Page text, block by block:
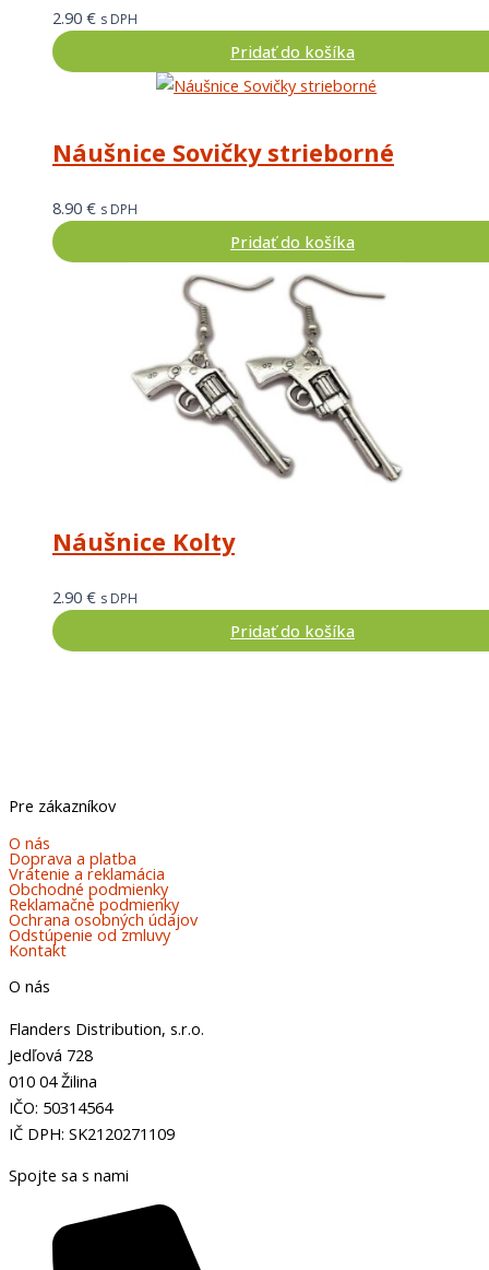
2.90 € s DPH
Pridať do košíka
Náušnice Sovičky strieborné
8.90 € s DPH
Pridať do košíka
Náušnice Kolty
2.90 € s DPH
Pridať do košíka
Pre zákazníkov
O nás
Doprava a platba
Vrátenie a reklamácia
Obchodné podmienky
Reklamačné podmienky
Ochrana osobných údajov
Odstúpenie od zmluvy
Kontakt
O nás
Flanders Distribution, s.r.o.
Jedľová 728
010 04 Žilina
IČO: 50314564
IČ DPH: SK2120271109
Spojte sa s nami